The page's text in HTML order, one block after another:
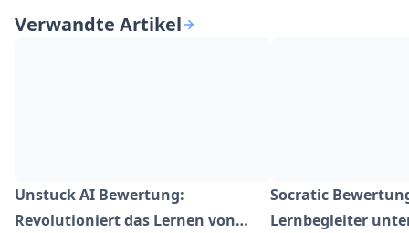
Verwandte Artikel
Unstuck AI Bewertung:
Revolutioniert das Lernen von
Socratic
Lernbegleiter